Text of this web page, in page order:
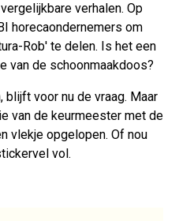
verhalen. Op
horecaondernemers om
Rob' te delen. Is het een
van de schoonmaakdoos?
voor nu de vraag. Maar
van de keurmeester met de
vlekje opgelopen. Of nou
vol.